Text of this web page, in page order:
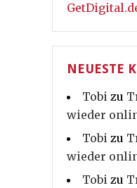
NEUESTE
Tobi zu
wieder
Tobi zu
wieder
Tobi zu